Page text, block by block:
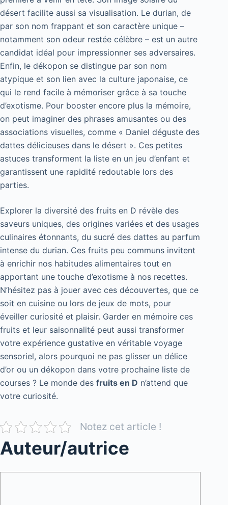
désert facilite aussi sa visualisation. Le durian, de
par son nom frappant et son caractère unique –
notamment son odeur restée célèbre – est un autre
candidat idéal pour impressionner ses adversaires.
Enfin, le dékopon se distingue par son nom
atypique et son lien avec la culture japonaise, ce
qui le rend facile à mémoriser grâce à sa touche
d’exotisme. Pour booster encore plus la mémoire,
on peut imaginer des phrases amusantes ou des
associations visuelles, comme « Daniel déguste des
dattes délicieuses dans le désert ». Ces petites
astuces transforment la liste en un jeu d’enfant et
garantissent une rapidité redoutable lors des
parties.
Explorer la diversité des fruits en D révèle des
saveurs uniques, des origines variées et des usages
culinaires étonnants, du sucré des dattes au parfum
intense du durian. Ces fruits peu communs invitent
à enrichir nos habitudes alimentaires tout en
apportant une touche d’exotisme à nos recettes.
N’hésitez pas à jouer avec ces découvertes, que ce
soit en cuisine ou lors de jeux de mots, pour
éveiller curiosité et plaisir. Garder en mémoire ces
fruits et leur saisonnalité peut aussi transformer
votre expérience gustative en véritable voyage
sensoriel, alors pourquoi ne pas glisser un délice
d’or ou un dékopon dans votre prochaine liste de
courses ? Le monde des fruits en D n’attend que
votre curiosité.
Notez cet article !
Auteur/autrice